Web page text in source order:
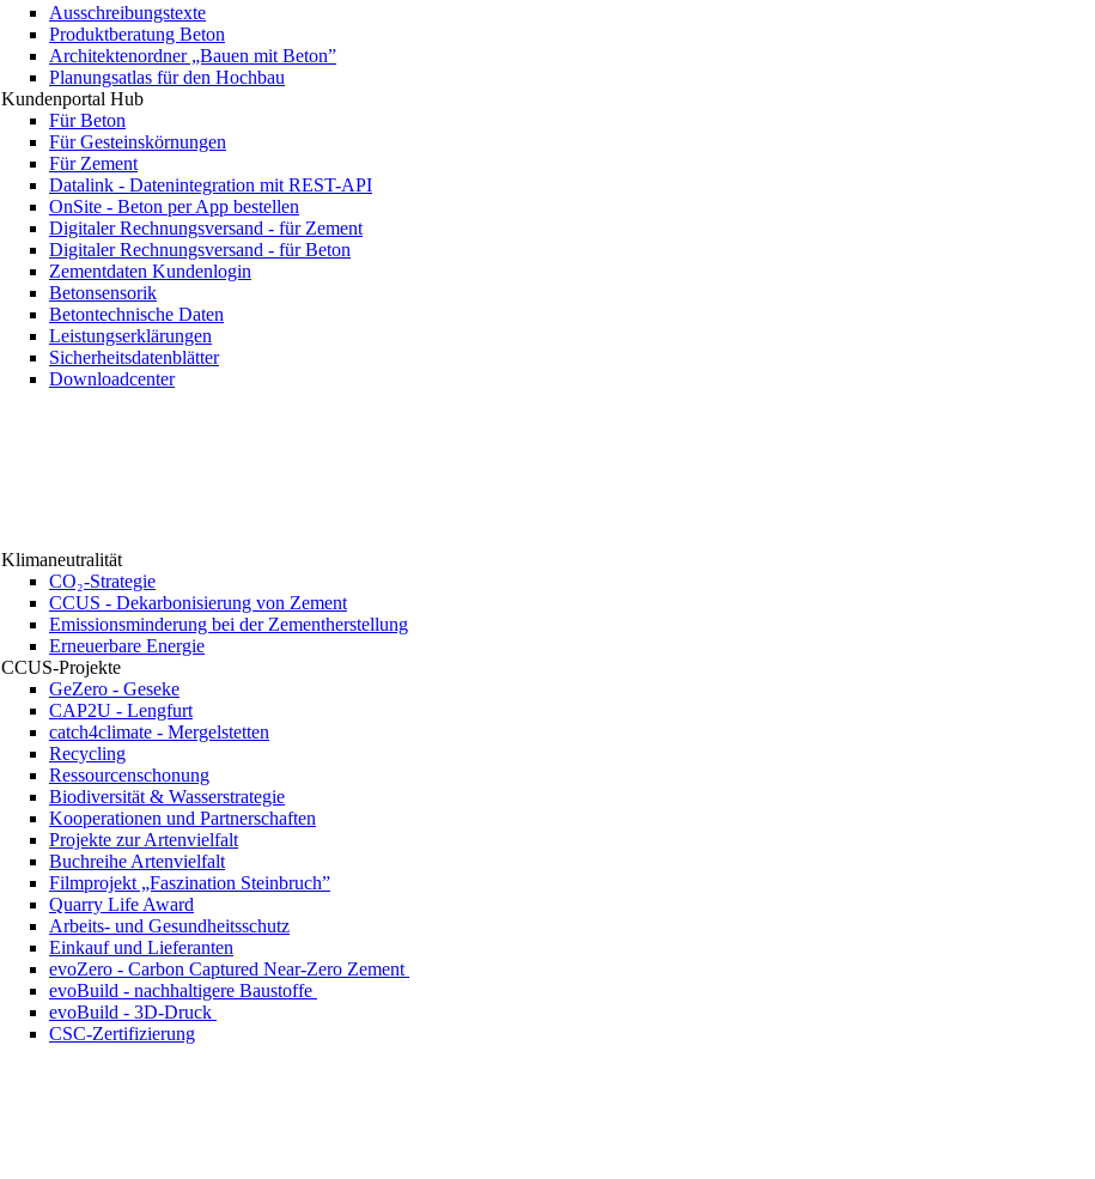
Ausschreibungstexte
Produktberatung Beton
Architektenordner „Bauen mit Beton”
Planungsatlas für den Hochbau
Kundenportal Hub
Für Beton
Für Gesteinskörnungen
Für Zement
Datalink - Datenintegration mit REST-API
OnSite - Beton per App bestellen
Digitaler Rechnungsversand - für Zement
Digitaler Rechnungsversand - für Beton
Zementdaten Kundenlogin
Betonsensorik
Betontechnische Daten
Leistungserklärungen
Sicherheitsdatenblätter
Downloadcenter
Klimaneutralität
CO₂-Strategie
CCUS - Dekarbonisierung von Zement
Emissionsminderung bei der Zementherstellung
Erneuerbare Energie
CCUS-Projekte
GeZero - Geseke
CAP2U - Lengfurt
catch4climate - Mergelstetten
Recycling
Ressourcenschonung
Biodiversität & Wasserstrategie
Kooperationen und Partnerschaften
Projekte zur Artenvielfalt
Buchreihe Artenvielfalt
Filmprojekt „Faszination Steinbruch”
Quarry Life Award
Arbeits- und Gesundheitsschutz
Einkauf und Lieferanten
evoZero - Carbon Captured Near-Zero Zement
evoBuild - nachhaltigere Baustoffe
evoBuild - 3D-Druck
CSC-Zertifizierung